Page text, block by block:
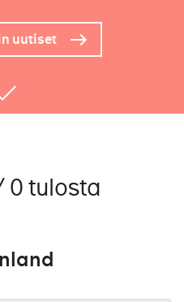
uutiset
0 tulosta